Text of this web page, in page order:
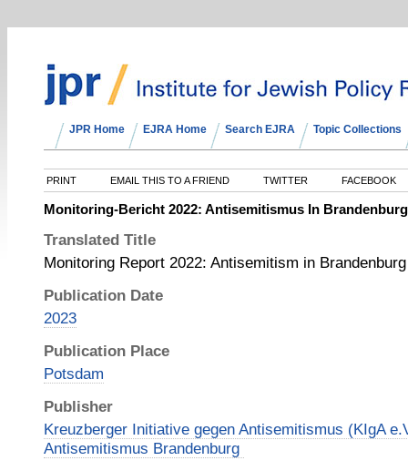
JPR Home EJRA Home Search EJRA Topic Collections
PRINT EMAIL THIS TO A FRIEND TWITTER FACEBOOK
Monitoring-Bericht 2022: Antisemitismus In Brandenburg
Translated Title
Monitoring Report 2022: Antisemitism in Brandenburg
Publication Date
2023
Publication Place
Potsdam
Publisher
Kreuzberger Initiative gegen Antisemitismus (KIgA
Antisemitismus Brandenburg